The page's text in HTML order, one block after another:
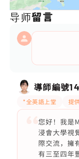
导师留言
導師編號
*全英語上堂 提
您好！我是
浸會大學視
際交流，擁
有三至四年